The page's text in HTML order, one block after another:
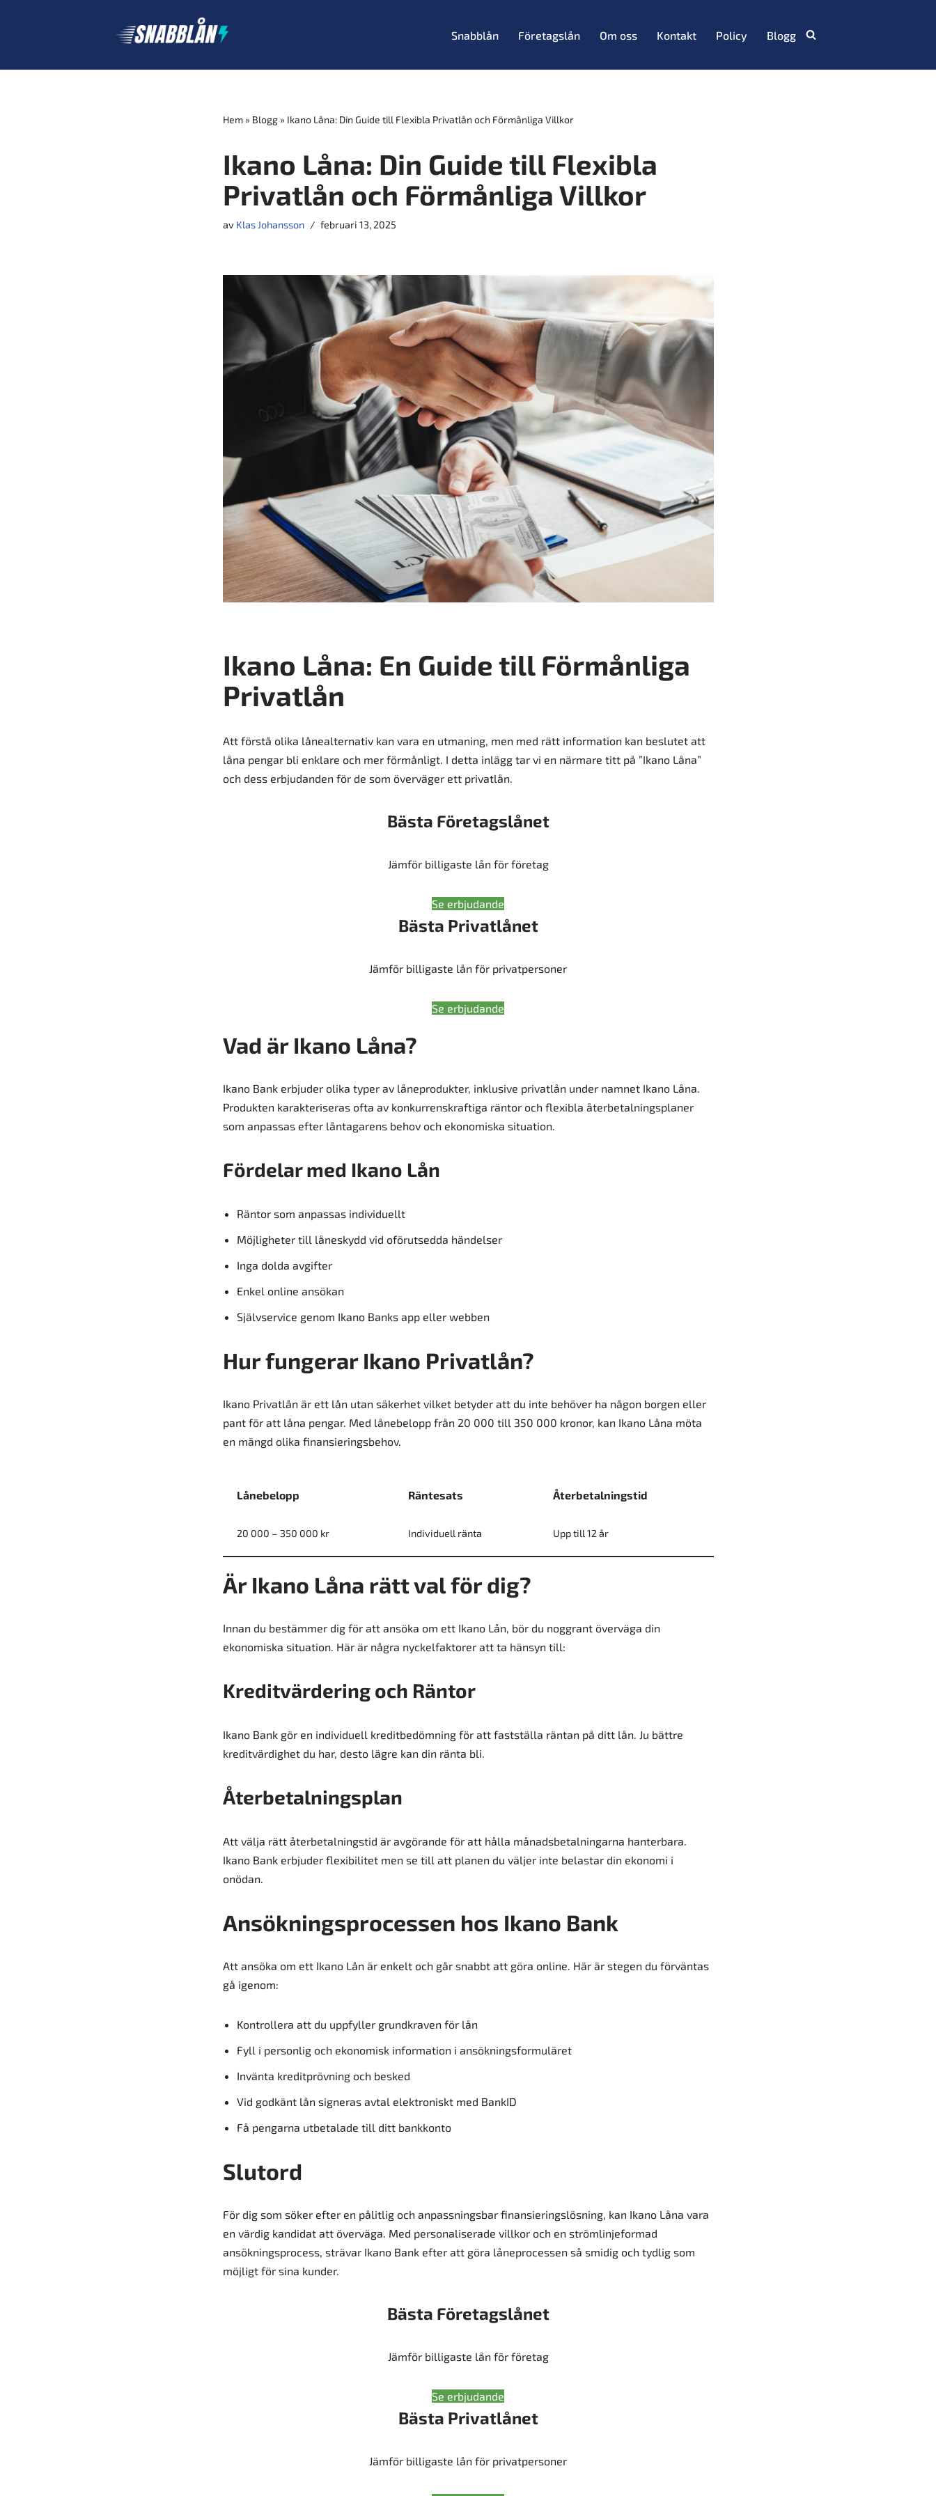
Snabblån Företagslån Om oss Kontakt Policy Blogg
Hem» Blogg» Ikano Låna: Din Guide till Flexibla Privatlån och Förmånliga Villkor
Ikano Låna: Din Guide till Flexibla
Privatlån och Förmånliga Villkor
av Klas Johansson februari 13, 2025
Ikano Låna: En Guide till Förmånliga
Privatlån
Att förstå olika lånealternativ kan vara en utmaning, men med rätt information kan beslutet att
låna pengar bli enklare och mer förmånligt. I detta inlägg tar vi en närmare titt på ”Ikano Låna”
och dess erbjudanden för de som överväger ett privatlån.
Bästa Företagslånet
Jämför billigaste lån för företag
Se erbjudande
Bästa Privatlånet
Jämför billigaste lån för privatpersoner
Se erbjudande
Vad är Ikano Låna?
Ikano Bank erbjuder olika typer av låneprodukter, inklusive privatlån under namnet Ikano Låna.
Produkten karakteriseras ofta av konkurrenskraftiga räntor och flexibla återbetalningsplaner
som anpassas efter låntagarens behov och ekonomiska situation.
Fördelar med Ikano Lån
Räntor som anpassas individuellt
Möjligheter till låneskydd vid oförutsedda händelser
Inga dolda avgifter
Enkel online ansökan
Självservice genom Ikano Banks app eller webben
Hur fungerar Ikano Privatlån?
Ikano Privatlån är ett lån utan säkerhet vilket betyder att du inte behöver ha någon borgen eller
pant för att låna pengar. Med lånebelopp från 20 000 till 350 000 kronor, kan Ikano Låna möta
en mängd olika finansieringsbehov.
Lånebelopp Räntesats Återbetalningstid
20 000 – 350 000 kr Individuell ränta Upp till 12 år
Är Ikano Låna rätt val för dig?
Innan du bestämmer dig för att ansöka om ett Ikano Lån, bör du noggrant överväga din
ekonomiska situation. Här är några nyckelfaktorer att ta hänsyn till:
Kreditvärdering och Räntor
Ikano Bank gör en individuell kreditbedömning för att fastställa räntan på ditt lån. Ju bättre
kreditvärdighet du har, desto lägre kan din ränta bli.
Återbetalningsplan
Att välja rätt återbetalningstid är avgörande för att hålla månadsbetalningarna hanterbara.
Ikano Bank erbjuder flexibilitet men se till att planen du väljer inte belastar din ekonomi i
onödan.
Ansökningsprocessen hos Ikano Bank
Att ansöka om ett Ikano Lån är enkelt och går snabbt att göra online. Här är stegen du förväntas
gå igenom:
Kontrollera att du uppfyller grundkraven för lån
Fyll i personlig och ekonomisk information i ansökningsformuläret
Invänta kreditprövning och besked
Vid godkänt lån signeras avtal elektroniskt med BankID
Få pengarna utbetalade till ditt bankkonto
Slutord
För dig som söker efter en pålitlig och anpassningsbar finansieringslösning, kan Ikano Låna vara
en värdig kandidat att överväga. Med personaliserade villkor och en strömlinjeformad
ansökningsprocess, strävar Ikano Bank efter att göra låneprocessen så smidig och tydlig som
möjligt för sina kunder.
Bästa Företagslånet
Jämför billigaste lån för företag
Se erbjudande
Bästa Privatlånet
Jämför billigaste lån för privatpersoner